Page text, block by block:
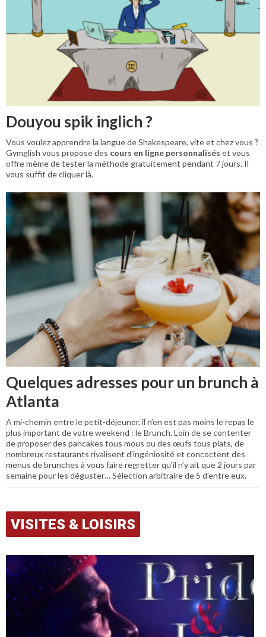
Douyou spik inglich ?
Vous voulez apprendre la langue de Shakespeare, vite et chez vous ?
Gymglish vous propose des cours en ligne personnalisés et vous
offre même de tester la méthode gratuitement pendant 7 jours. Il
vous suffit de cliquer là.
Quelques adresses pour un brunch à
Atlanta
A mi-chemin entre le petit-déjeuner, il n’en est pas moins le repas le
plus important de votre weekend : le Brunch. Loin de se contenter
de proposer des pancakes tous mous ou des œufs tous plats, de
nombreux restaurants rivalisent d’ingéniosité et concoctent des
menus de brunches à vous faire regretter qu’il n’y ait que 2 jours par
semaine pour les déguster… Sélection arbitraire de 5 d’entre eux.
VISITES & LOISIRS